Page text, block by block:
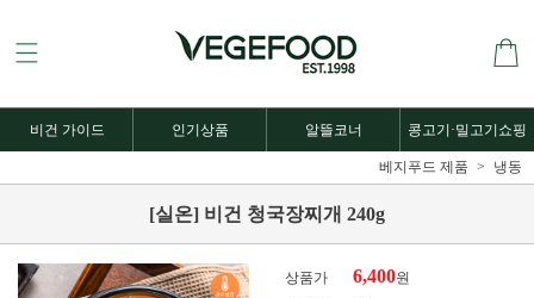
비건 가이드 인기상품 알뜰코너 콩고기·밀고기쇼핑
베지푸드 제품 냉동
[실온] 비건 청국장찌개 240g
상품가 6,400원